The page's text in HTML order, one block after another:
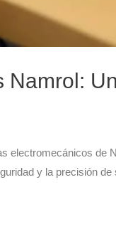
Namrol:
electromecánicos de
y la precisión